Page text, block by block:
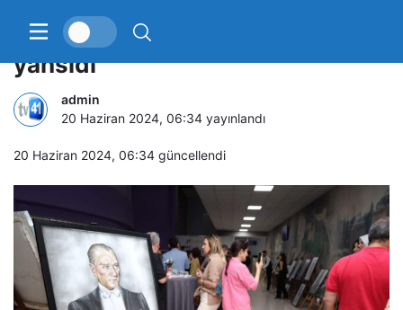
Öğrencilerin başarısı tuvallere
yansıdı
admin
20 Haziran 2024, 06:34 yayınlandı
20 Haziran 2024, 06:34 güncellendi